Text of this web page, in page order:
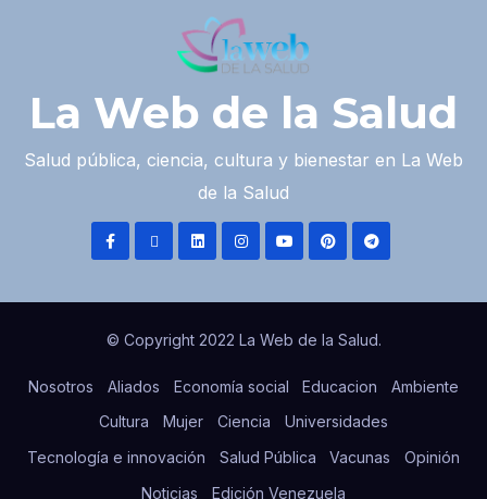
La Web de la Salud
Salud pública, ciencia, cultura y bienestar en La Web
de la Salud
© Copyright 2022 La Web de la Salud.
Nosotros Aliados Economía social Educacion
Ambiente
Cultura
Mujer Ciencia
Universidades
Tecnología e innovación
Salud Pública Vacunas
Opinión
Noticias
Edición Venezuela